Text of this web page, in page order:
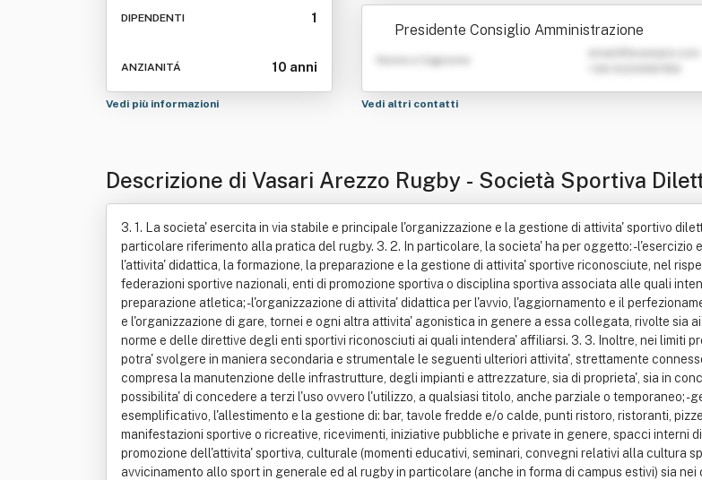
DIPENDENTI 1
ANZIANITÁ 10 anni
Vedi più informazioni
tà Sportiva Dilettantistica A
Presidente Consiglio Amministrazione
Nome e Cognome
Vedi altri contatti
Descrizione di Vasari Arezzo Rugby - Società Sportiva
3. 1. La societa' esercita in via stabile e principale l'organizzazione e la gestione di attivita' sportivo
particolare riferimento alla pratica del rugby. 3. 2. In particolare, la societa' ha per oggetto: -
l'attivita' didattica, la formazione, la preparazione e la gestione di attivita' sportive riconosciute, nel
federazioni sportive nazionali, enti di promozione sportiva o disciplina sportiva associata alle quali
preparazione atletica; - l'organizzazione di attivita' didattica per l'avvio, l'aggiornamento e il
e l'organizzazione di gare, tornei e ogni altra attivita' agonistica in genere a essa collegata, rivolte sia
norme e delle direttive degli enti sportivi riconosciuti ai quali intendera' affiliarsi. 3. 3. Inoltre, nei limiti
potra' svolgere in maniera secondaria e strumentale le seguenti ulteriori attivita', strettamente
compresa la manutenzione delle infrastrutture, degli impianti e attrezzature, sia di proprieta', sia in
possibilita' di concedere a terzi l'uso ovvero l'utilizzo, a qualsiasi titolo, anche parziale o temporaneo; -
esemplificativo, l'allestimento e la gestione di: bar, tavole fredde e/o calde, punti ristoro, ristoranti,
manifestazioni sportive o ricreative, ricevimenti, iniziative pubbliche e private in genere, spacci interni
promozione dell'attivita' sportiva, culturale (momenti educativi, seminari, convegni relativi alla cultura
avvicinamento allo sport in generale ed al rugby in particolare (anche in forma di campus estivi) sia